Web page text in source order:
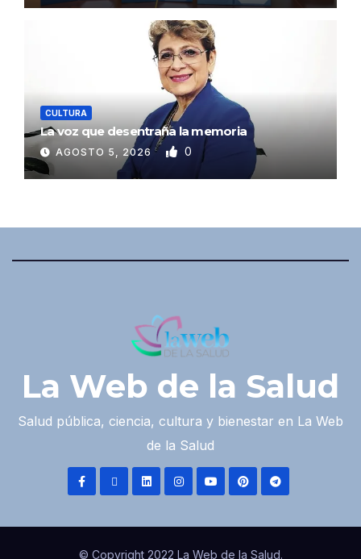
CULTURA
La voz que desentraña la memoria
AGOSTO 5, 2026 0
La Web de la Salud
Salud pública, ciencia, cultura y bienestar en La Web
de la Salud
© Copyright 2022 La Web de la Salud.